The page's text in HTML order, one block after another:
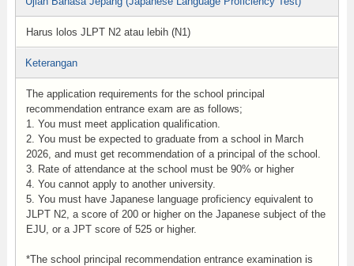
Harus lolos JLPT N2 atau lebih (N1)
Keterangan
The application requirements for the school principal
recommendation entrance exam are as follows;
1. You must meet application qualification.
2. You must be expected to graduate from a school in March
2026, and must get recommendation of a principal of the school.
3. Rate of attendance at the school must be 90% or higher
4. You cannot apply to another university.
5. You must have Japanese language proficiency equivalent to
JLPT N2, a score of 200 or higher on the Japanese subject of the
EJU, or a JPT score of 525 or higher.
*The school principal recommendation entrance examination is